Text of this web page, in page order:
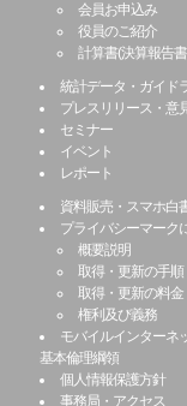
会員お申込み
役員のご紹介
計算書(決算報告
統計データ・ガイド
プレスリリース・意
セミナー
イベント
レポート
資料販売・スマホ白
プライバシーマーク
概要説明
取得・更新の手順
取得・更新の料金
権利及び義務
モバイルインターネ
基本倫理綱領
個人情報保護方針
事務局・アクセス